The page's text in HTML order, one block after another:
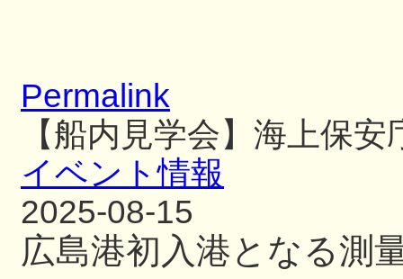
Permalink
【船内見学会】海上保
イベント情報
2025-08-15
広島港初入港となる測